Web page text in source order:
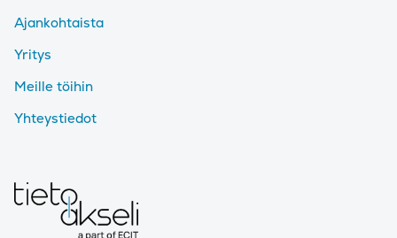
Ajankohtaista
Yritys
Meille töihin
Yhteystiedot